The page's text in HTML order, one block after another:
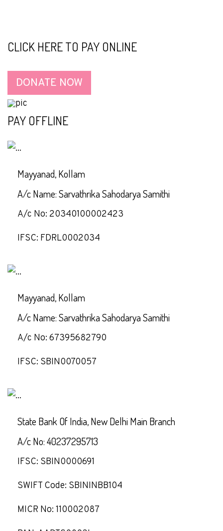
CLICK HERE TO PAY ONLINE
DONATE NOW
PAY OFFLINE
Mayyanad, Kollam
A/c Name: Sarvathrika Sahodarya Samithi
A/c No: 20340100002423
IFSC: FDRL0002034
Mayyanad, Kollam
A/c Name: Sarvathrika Sahodarya Samithi
A/c No: 67395682790
IFSC: SBIN0070057
State Bank Of India, New Delhi Main Branch
A/c No: 40237295713
IFSC: SBIN0000691
SWIFT Code: SBININBB104
MICR No: 110002087